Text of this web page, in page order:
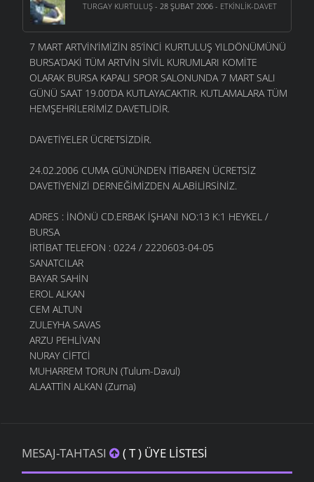
TURGAY KURTULUŞ - 28 ŞUBAT 2006 - ETKINLIK-DAVET
7 MART ARTVİN’İMİZİN 85’İNCİ KURTULUŞ YILDÖNÜMÜNÜ
BURSA’DAKİ TÜM ARTVİN SİVİL KURUMLARI KOMİTE
OLARAK BURSA KAPALI SPOR SALONUNDA 7 MART SALI
GÜNÜ SAAT 19.00’DA KUTLAYACAKTIR. KUTLAMALARA TÜM
HEMŞEHRİLERİMİZ DAVETLİDİR.
DAVETİYELER ÜCRETSİZDİR.
24.02.2006 CUMA GÜNÜNDEN İTİBAREN ÜCRETSİZ
DAVETİYENİZİ DERNEĞİMİZDEN ALABİLİRSİNİZ.
ADRES : İNÖNÜ CD.ERBAK İŞHANI NO:13 K:1 HEYKEL /
BURSA
İRTİBAT TELEFON : 0224 / 2220603-04-05
SANATCILAR
BAYAR SAHİN
EROL ALKAN
CEM ALTUN
ZULEYHA SAVAS
ARZU PEHLİVAN
NURAY CİFTCİ
MUHARREM TORUN (Tulum-Davul)
ALAATTİN ALKAN (Zurna)
MESAJ-TAHTASI ( T ) ÜYE LISTESI